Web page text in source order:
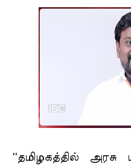
''தமிழகத்தில் அரசு